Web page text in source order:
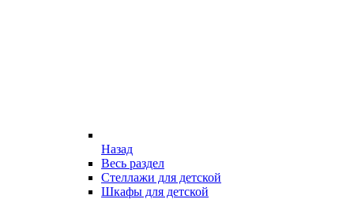
Назад
Весь раздел
Стеллажи для детской
Шкафы для детской